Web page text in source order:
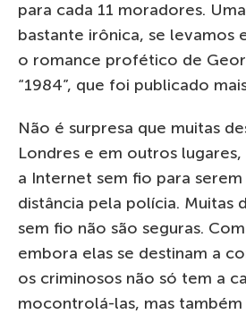
para cada 11 moradores.
bastante irônica, se levamos
o romance profético de
“1984”, que foi publicado
Não é surpresa que muitas
Londres e em outros
a Internet sem fio para
distância pela polícia. Muitas
sem fio não são seguras.
embora elas se destinam a
os criminosos não só tem a
mocontrolá-las, mas